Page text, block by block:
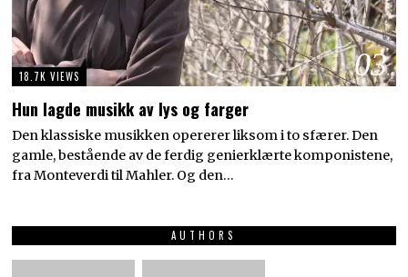
03
18.7K VIEWS
Hun lagde musikk av lys og farger
Den klassiske musikken opererer liksom i to sfærer. Den
gamle, bestående av de ferdig genierklærte komponistene,
fra Monteverdi til Mahler. Og den…
AUTHORS